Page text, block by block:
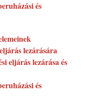
és
lezárására
eljárás lezárása és
és